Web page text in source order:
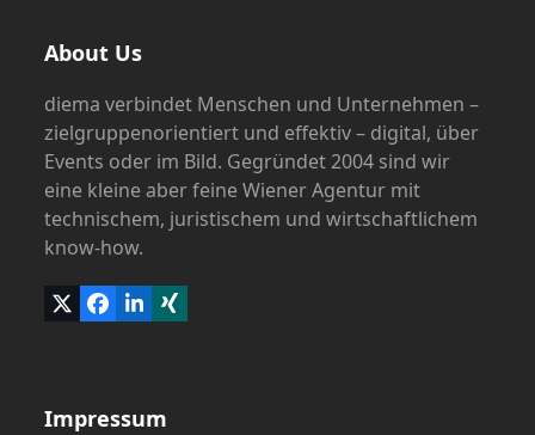
About Us
diema verbindet Menschen und Unternehmen –
zielgruppenorientiert und effektiv – digital, über
Events oder im Bild. Gegründet 2004 sind wir
eine kleine aber feine Wiener Agentur mit
technischem, juristischem und wirtschaftlichem
know-how.
TwitterFacebook
LinkedIn
Xing
Impressum